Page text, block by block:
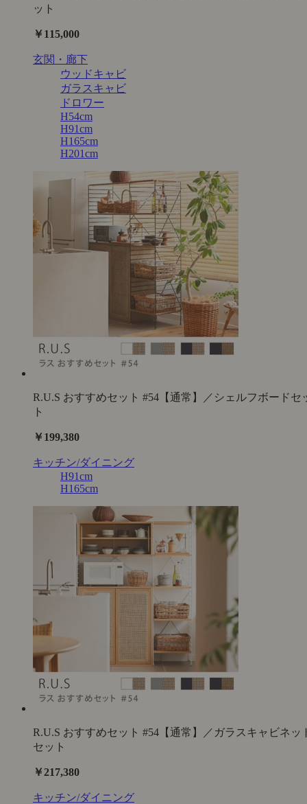
ット
￥115,000
玄関・廊下
ウッドキャビ
ガラスキャビ
ドロワー
H54cm
H91cm
H165cm
H201cm
R.U.S おすすめセット #54【通常】／シェルフボードセ
ト
￥199,380
キッチン/ダイニング
H91cm
H165cm
R.U.S おすすめセット #54【通常】／ガラスキャビネッ
セット
￥217,380
キッチン/ダイニング